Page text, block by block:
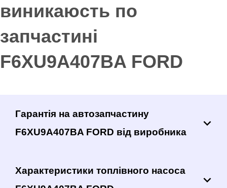
виникаюсть по
запчастині
F6XU9A407BA FORD
Гарантія на автозапчастину
F6XU9A407BA FORD від виробника
Характеристики топлівного насоса